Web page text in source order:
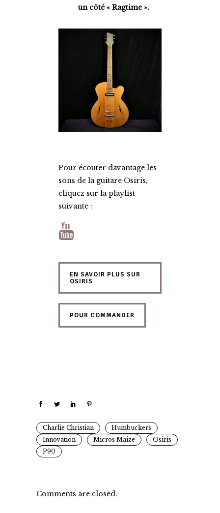
un côté « Ragtime ».
Pour écouter davantage les
sons de la guitare Osiris,
cliquez sur la playlist
suivante :
EN SAVOIR PLUS SUR
OSIRIS
POUR COMMANDER
Charlie Christian
Humbuckers
Innovation
Micros Maize
Osiris
P90
Comments are closed.